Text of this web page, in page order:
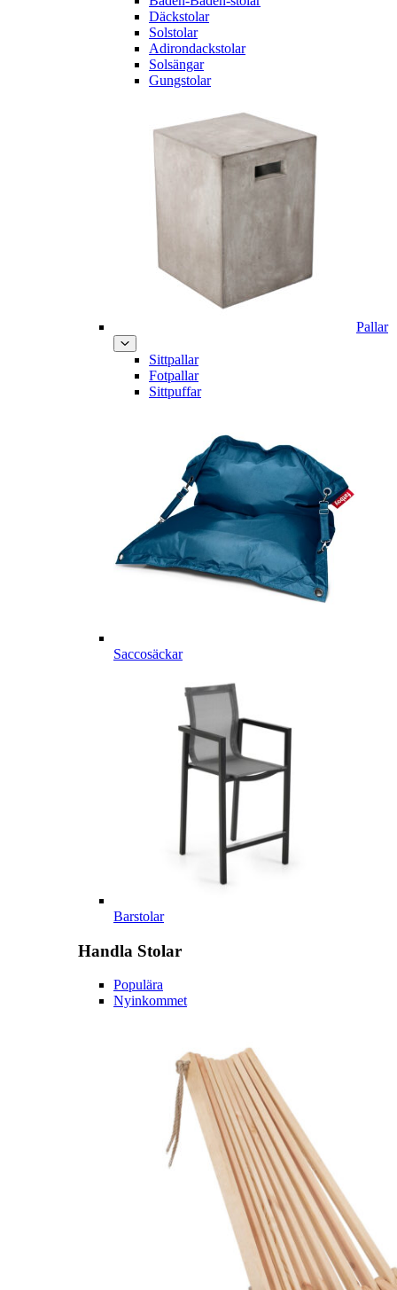
Däckstolar
Solstolar
Adirondackstolar
Solsängar
Gungstolar
Pallar
Sittpallar
Fotpallar
Sittpuffar
Saccosäckar
Barstolar
Handla Stolar
Populära
Nyinkommet